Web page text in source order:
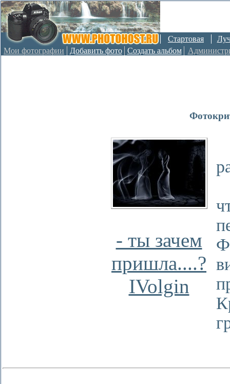
Стартовая
Мои фотографии
Добавить фото Создать альбом
- ты зачем
пришла....?
IVolgin